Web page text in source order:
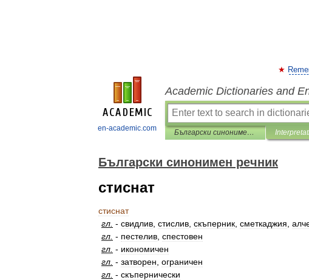
en-academic.com
Academic Dictionaries and
Български синонимен речник
Български синонимен речник
стиснат
стиснат
гл - свидлив стислив скъперник сметкаджия
гл - пестелив спестовен
гл - икономичен
гл - затворен ограничен
гл - скъпернически